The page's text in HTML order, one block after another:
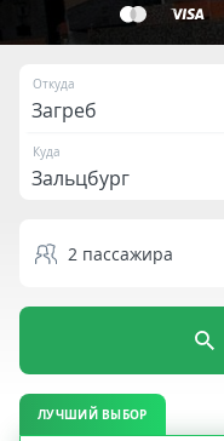
Откуда
Куда
2 пассажира
ЛУЧШИЙ ВЫБОР